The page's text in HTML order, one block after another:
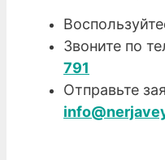
Звоните по
791
Отправьте